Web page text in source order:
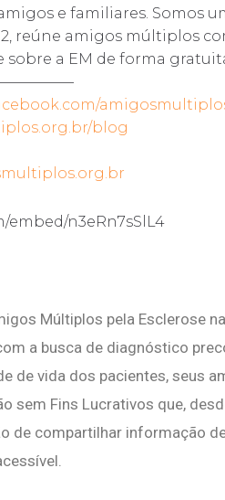
e familiares. Somos
reúne amigos múltiplos
a EM de forma gratuita
blog
embed/n3eRn7sSlL4
Múltiplos pela Esclerose
a busca de diagnóstico
de vida dos pacientes, seus
sem Fins Lucrativos que,
de compartilhar informação